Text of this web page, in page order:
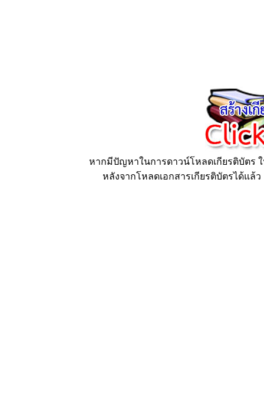
หากมีปัญหาในการดาวน์โหลดเกียรติบัตร
หลังจากโหลดเอกสารเกียรติบัตรได้แล้